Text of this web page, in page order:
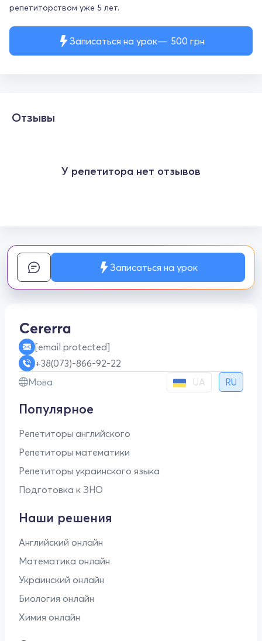
Записаться на урок 500 грн
репетиторством уже 5 лет.
Отзывы
У репетитора нет отзывов
Записаться на урок
[email protected]
+38(073)-866-92-22
Мова
UA RU
Популярное
Репетиторы английского
Репетиторы математики
Репетиторы украинского языка
Подготовка к ЗНО
Наши решения
Английский онлайн
Математика онлайн
Украинский онлайн
Биология онлайн
Химия онлайн